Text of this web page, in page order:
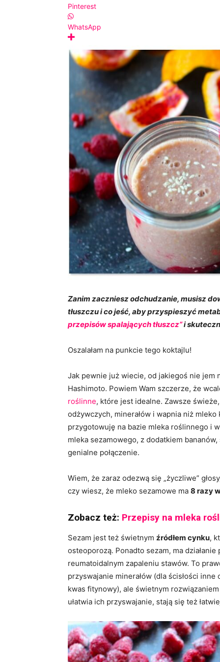
Pinterest
WhatsApp
Zanim zaczniesz odchudzanie, musisz
tłuszczu i co jeść, aby przyspieszyć
przepisów spalających tłuszcz”i
Oszalałam na punkcie tego koktajlu!
Jak pewnie już wiecie, od jakiegoś nie jem
Hashimoto. Powiem Wam szczerze, że
roślinne, które jest idealne. Zawsze
odżywczych, minerałów i wapnia niż
przygotowuję na bazie mleka roślinnego i
mleka sezamowego, z dodatkiem
genialne połączenie.
Wiem, że zaraz odezwą się „życzliwe”
czy wiesz, że mleko sezamowe ma 8 razy
Zobacz też: Przepisy na mleka
Sezam jest też świetnym źródłem cynku,
osteoporozą. Ponadto sezam, ma
reumatoidalnym zapaleniu stawów. To
przyswajanie minerałów (dla ścisłości
kwas fitynowy), ale świetnym
ułatwia ich przyswajanie, stają się też